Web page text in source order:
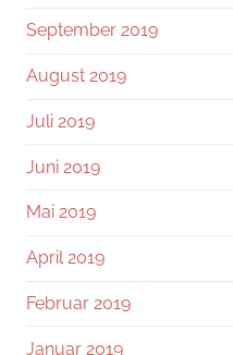
September 2019
August 2019
Juli 2019
Juni 2019
Mai 2019
April 2019
Februar 2019
Januar 2019